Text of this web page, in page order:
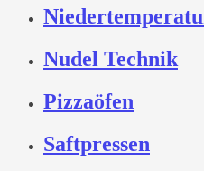
Nudel Technik
Pizzaöfen
Saftpressen